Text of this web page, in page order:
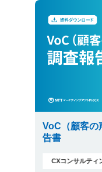
VoC（顧客
告書
CXコンサルティ